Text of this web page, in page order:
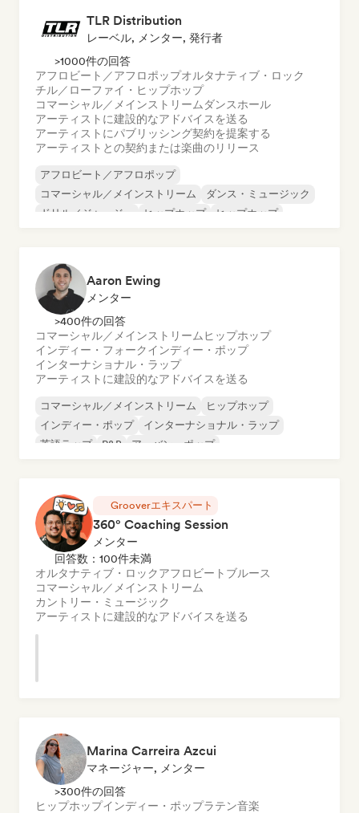
TLR Distribution
レーベル, メンター, 発行者
>1000件の回答
アフロビート／アフロポップオルタナティブ・ロック
チル／ローファイ・ヒップホップ
コマーシャル／メインストリーム ダンスホール
アーティストに建設的なアドバイスを送る
アーティストにパブリッシング契約を提案する
アーティストとの契約または楽曲のリリース
アフロビート／アフロポップ
コマーシャル／メインストリーム
ダンス・ミュージック
ドリル／ジャージー
ヒップホップ
ヒップホップ
Aaron Ewing
メンター
>400件の回答
コマーシャル／メインストリーム ヒップホップ
インディー・フォークインディー・ポップ
インターナショナル・ラップ
アーティストに建設的なアドバイスを送る
コマーシャル／メインストリーム
ヒップホップ
インディー・ポップ
インターナショナル・ラップ
英語ラップ
R&B
アーバン・ポップ
Grooverエキスパート
360° Coaching Session
メンター
回答数：100件未満
オルタナティブ・ロックアフロビート ブルース
コマーシャル／メインストリーム
カントリー・ミュージック
アーティストに建設的なアドバイスを送る
Marina Carreira Azcui
マネージャー, メンター
>300件の回答
ヒップホップインディー・ポップラテン音楽